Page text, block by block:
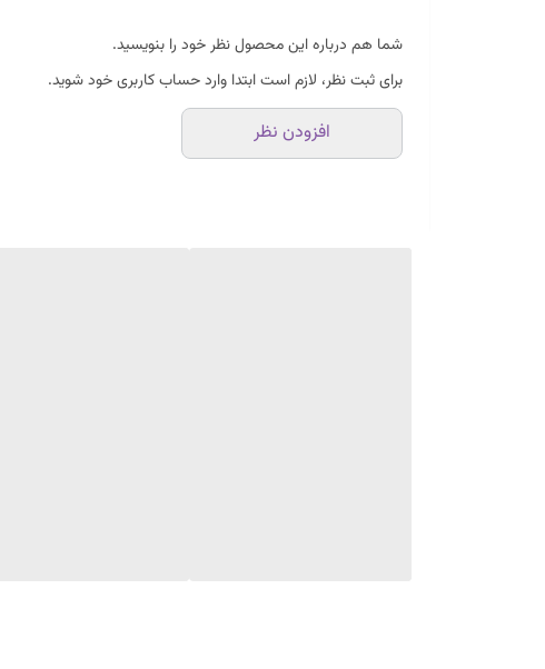
فوق العاده شیک و راحت
شما هم درباره این محصول نظر خود را بنویسید.
برای ثبت نظر، لازم است ابتدا وارد حساب کاربری خود شوید.
افزودن نظر